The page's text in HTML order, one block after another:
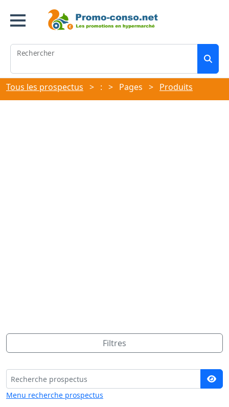
Rechercher
Tous les prospectus > : > Pages > Produits
Filtres
Menu recherche prospectus